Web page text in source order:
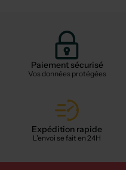
Paiement sécurisé
Vos données protégées
Expédition rapide
L'envoi se fait en 24H